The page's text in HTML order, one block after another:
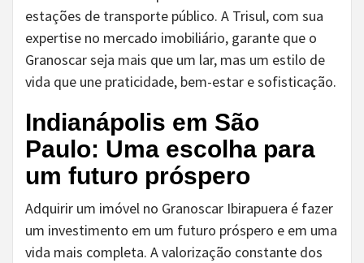
estações de transporte público. A Trisul, com sua
expertise no mercado imobiliário, garante que o
Granoscar seja mais que um lar, mas um estilo de
vida que une praticidade, bem-estar e sofisticação.
Indianápolis em São
Paulo: Uma escolha para
um futuro próspero
Adquirir um imóvel no Granoscar Ibirapuera é fazer
um investimento em um futuro próspero e em uma
vida mais completa. A valorização constante dos